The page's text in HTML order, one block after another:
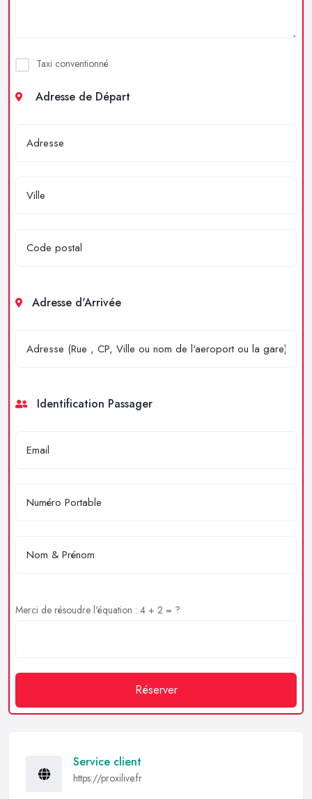
Taxi conventionné
Adresse de Départ
Adresse d'Arrivée
Identification Passager
Merci de résoudre l'équation : 4 + 2 = ?
Réserver
Service client
https://proxilive.fr